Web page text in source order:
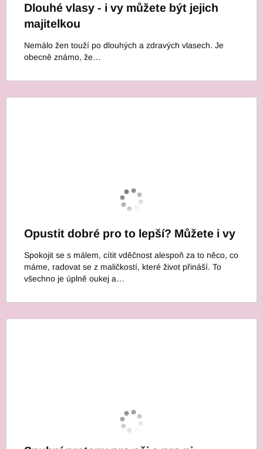
Dlouhé vlasy - i vy můžete být jejich
majitelkou
Nemálo žen touží po dlouhých a zdravých vlasech. Je
obecně známo, že…
Opustit dobré pro to lepší? Můžete i vy
Spokojit se s málem, cítit vděčnost alespoň za to něco, co
máme, radovat se z maličkostí, které život přináší. To
všechno je úplně oukej a…